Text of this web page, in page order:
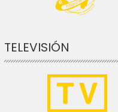
TELEVISIÓN